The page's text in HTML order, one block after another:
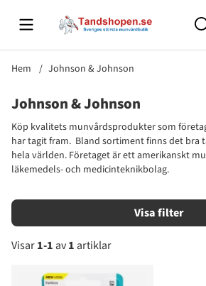
Hem Johnson & Johnson
Johnson & Johnson
Köp kvalitets munvårdsprodukter som
har tagit fram. Bland sortiment finns det bra
hela världen. Företaget är ett amerikanskt
läkemedels- och medicinteknikbolag.
Filtrera
Visar1-1 av1 artiklar
Produkter